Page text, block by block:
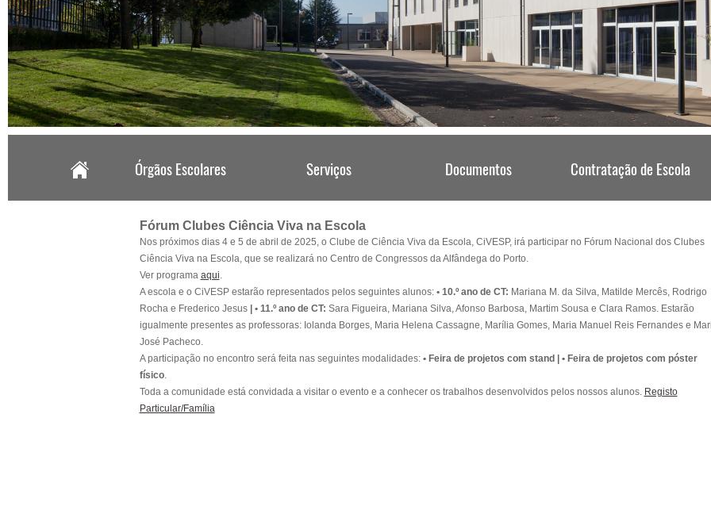
Fórum Clubes Ciência Viva na Escola
Nos próximos dias 4 e 5 de abril de 2025, o Clube de Ciência Viva da Escola, CiVESP, irá participar no Fórum Nacional dos Clubes
Ciência Viva na Escola, que se realizará no Centro de Congressos da Alfândega do Porto.
Ver programa aqui.
A escola e o CiVESP estarão representados pelos seguintes alunos: • 10.º ano de CT: Mariana M. da Silva, Matilde Mercês, Rodrigo
Rocha e Frederico Jesus
• 11.º ano de CT: Sara Figueira, Mariana Silva, Afonso Barbosa, Martim Sousa e Clara Ramos. Estarão
igualmente presentes as professoras: Iolanda Borges, Maria Helena Cassagne, Marília Gomes, Maria Manuel Reis Fernandes e
José Pacheco.
A participação no encontro será feita nas seguintes modalidades: • Feira de projetos com stand |
• Feira de projetos com póster
físico.
Toda a comunidade está convidada a visitar o evento e a conhecer os trabalhos desenvolvidos pelos nossos alunos. Registo
Particular/Família